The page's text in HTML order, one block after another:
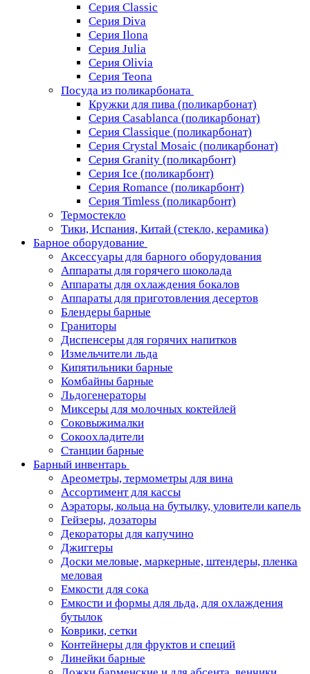
Серия Classic
Серия Diva
Серия Ilona
Серия Julia
Серия Olivia
Серия Teona
Посуда из поликарбоната
Кружки для пива (поликарбонат)
Серия Casablanсa (поликарбонат)
Серия Classique (поликарбонат)
Серия Crystal Mosaic (поликарбонат)
Серия Granity (поликарбонт)
Серия Ice (поликарбонт)
Серия Romance (поликарбонт)
Серия Timless (поликарбонт)
Термостекло
Тики, Испания, Китай (стекло, керамика)
Барное оборудование
Аксессуары для барного оборудования
Аппараты для горячего шоколада
Аппараты для охлаждения бокалов
Аппараты для приготовления десертов
Блендеры барные
Граниторы
Диспенсеры для горячих напитков
Измельчители льда
Кипятильники барные
Комбайны барные
Льдогенераторы
Миксеры для молочных коктейлей
Соковыжималки
Сокоохладители
Станции барные
Барный инвентарь
Ареометры, термометры для вина
Ассортимент для кассы
Аэраторы, кольца на бутылку, уловители капель
Гейзеры, дозаторы
Декораторы для капучино
Джиггеры
Доски меловые, маркерные, штендеры, пленка
меловая
Емкости для сока
Емкости и формы для льда, для охлаждения
бутылок
Коврики, сетки
Контейнеры для фруктов и специй
Линейки барные